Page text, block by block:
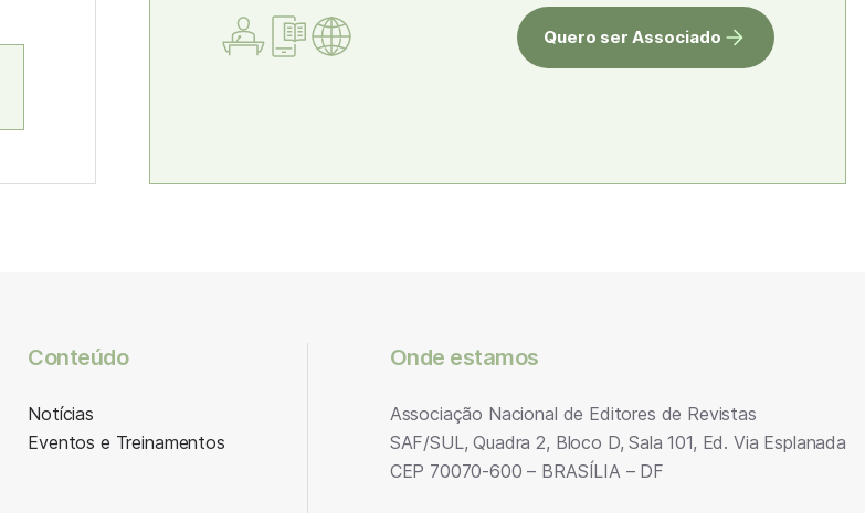
Quero ser Associado
Conteúdo
Notícias
Eventos e Treinamentos
Onde estamos
Associação Nacional de Editores de Revistas
SAF/SUL, Quadra 2, Bloco D, Sala 101, Ed. Via Esplanada
CEP 70070-600 – BRASÍLIA – DF